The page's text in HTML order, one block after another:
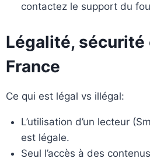
contactez le support du
Légalité, sécurité
France
Ce qui est légal vs illégal:
L’utilisation d’un lecteur
est légale.
Seul l’accès à des